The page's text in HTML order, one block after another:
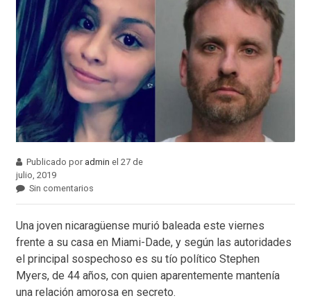
Publicado por admin el 27 de
julio, 2019
Sin comentarios
Una joven nicaragüense murió baleada este viernes
frente a su casa en Miami-Dade, y según las autoridades
el principal sospechoso es su tío político Stephen
Myers, de 44 años, con quien aparentemente mantenía
una relación amorosa en secreto.